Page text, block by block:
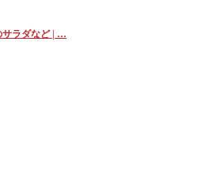
ラダなど | …